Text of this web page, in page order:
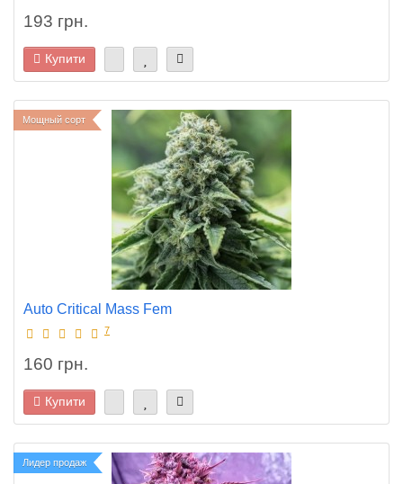
193 грн.
Купити
Мощный сорт
Auto Critical Mass Fem
7
160 грн.
Купити
Лидер продаж